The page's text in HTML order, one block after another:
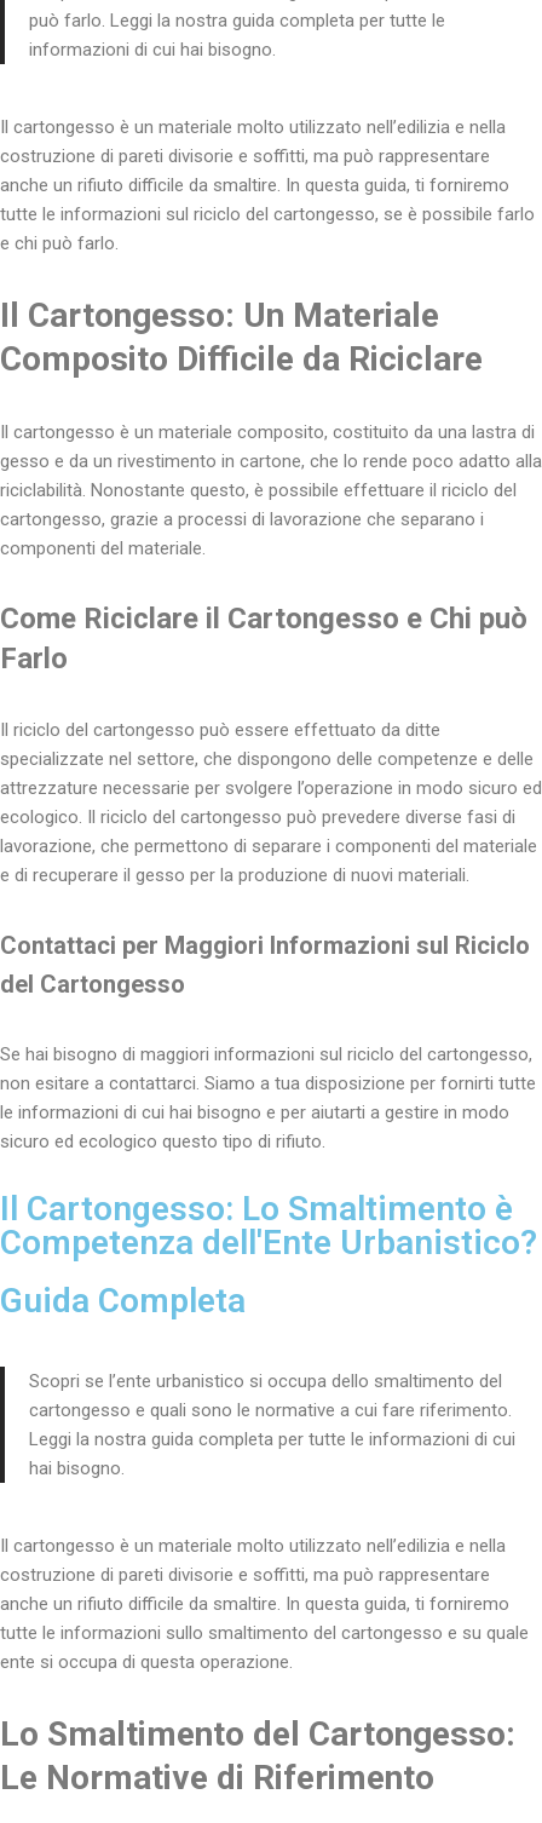
può farlo. Leggi la nostra guida completa per tutte le
informazioni di cui hai bisogno.
Il cartongesso è un materiale molto utilizzato nell’edilizia e nella
costruzione di pareti divisorie e soffitti, ma può rappresentare
anche un rifiuto difficile da smaltire. In questa guida, ti forniremo
tutte le informazioni sul riciclo del cartongesso, se è possibile farlo
e chi può farlo.
Il Cartongesso: Un Materiale
Composito Difficile da Riciclare
Il cartongesso è un materiale composito, costituito da una lastra di
gesso e da un rivestimento in cartone, che lo rende poco adatto alla
riciclabilità. Nonostante questo, è possibile effettuare il riciclo del
cartongesso, grazie a processi di lavorazione che separano i
componenti del materiale.
Come Riciclare il Cartongesso e Chi può
Farlo
Il riciclo del cartongesso può essere effettuato da ditte
specializzate nel settore, che dispongono delle competenze e delle
attrezzature necessarie per svolgere l’operazione in modo sicuro ed
ecologico. Il riciclo del cartongesso può prevedere diverse fasi di
lavorazione, che permettono di separare i componenti del materiale
e di recuperare il gesso per la produzione di nuovi materiali.
Contattaci per Maggiori Informazioni sul Riciclo
del Cartongesso
Se hai bisogno di maggiori informazioni sul riciclo del cartongesso,
non esitare a contattarci. Siamo a tua disposizione per fornirti tutte
le informazioni di cui hai bisogno e per aiutarti a gestire in modo
sicuro ed ecologico questo tipo di rifiuto.
Il Cartongesso: Lo Smaltimento è
Competenza dell'Ente Urbanistico?
Guida Completa
Scopri se l’ente urbanistico si occupa dello smaltimento del
cartongesso e quali sono le normative a cui fare riferimento.
Leggi la nostra guida completa per tutte le informazioni di cui
hai bisogno.
Il cartongesso è un materiale molto utilizzato nell’edilizia e nella
costruzione di pareti divisorie e soffitti, ma può rappresentare
anche un rifiuto difficile da smaltire. In questa guida, ti forniremo
tutte le informazioni sullo smaltimento del cartongesso e su quale
ente si occupa di questa operazione.
Lo Smaltimento del Cartongesso:
Le Normative di Riferimento